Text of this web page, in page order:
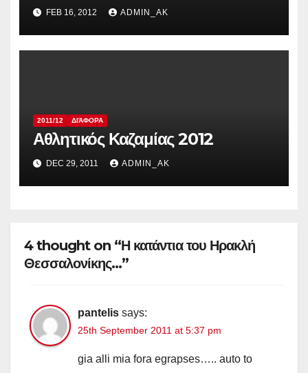
FEB 16, 2012 ADMIN_AK
2011/12 ΔΙΆΦΟΡΑ
Αθλητικός Καζαμίας 2012
DEC 29, 2011 ADMIN_AK
4 thought on “Η κατάντια του Ηρακλή
Θεσσαλονίκης…”
pantelis says:
25th September 2011 at 5:37 pm
gia alli mia fora egrapses….. auto to